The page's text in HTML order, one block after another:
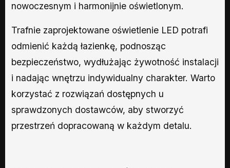
nowoczesnym i harmonijnie oświetlonym.
Trafnie zaprojektowane oświetlenie LED potrafi
odmienić każdą łazienkę, podnosząc
bezpieczeństwo, wydłużając żywotność instalacji
i nadając wnętrzu indywidualny charakter. Warto
korzystać z rozwiązań dostępnych u
sprawdzonych dostawców, aby stworzyć
przestrzeń dopracowaną w każdym detalu.